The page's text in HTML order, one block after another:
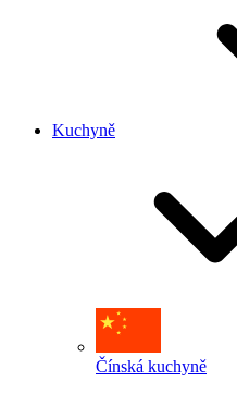
Kuchyně
Čínská kuchyně